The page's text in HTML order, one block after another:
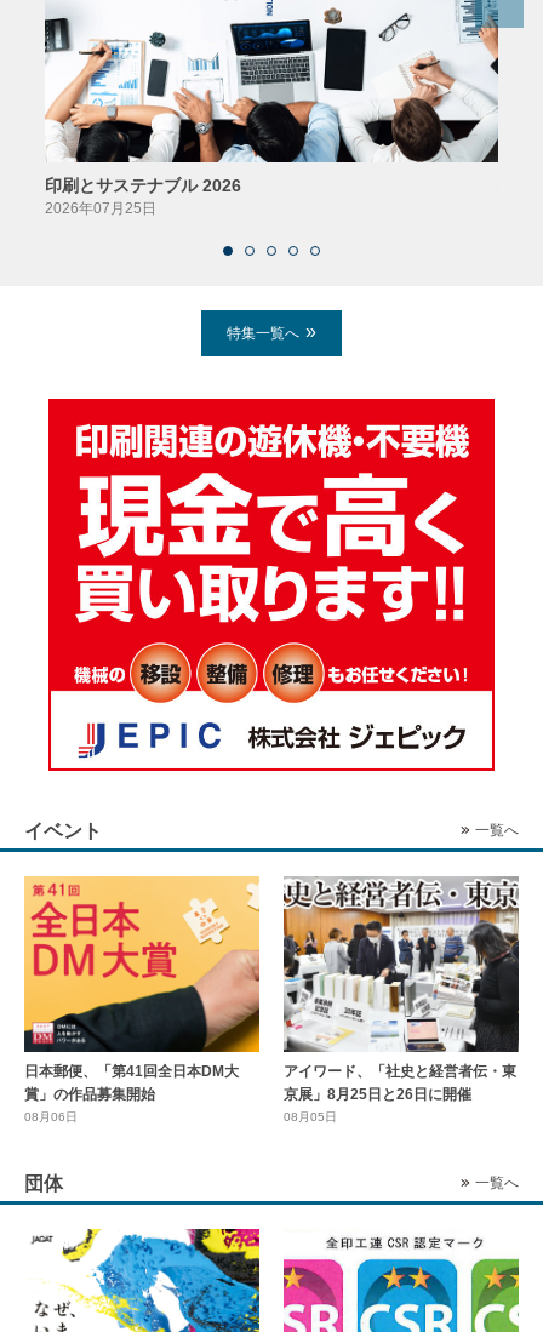
印刷とサステナブル 2026
2026年07月25日
特集一覧へ
イベント 一覧へ
日本郵便、「第41回全日本DM大
賞」の作品募集開始
08月06日
アイワード、「社史と経営者伝・東
京展」8月25日と26日に開催
08月05日
団体 一覧へ